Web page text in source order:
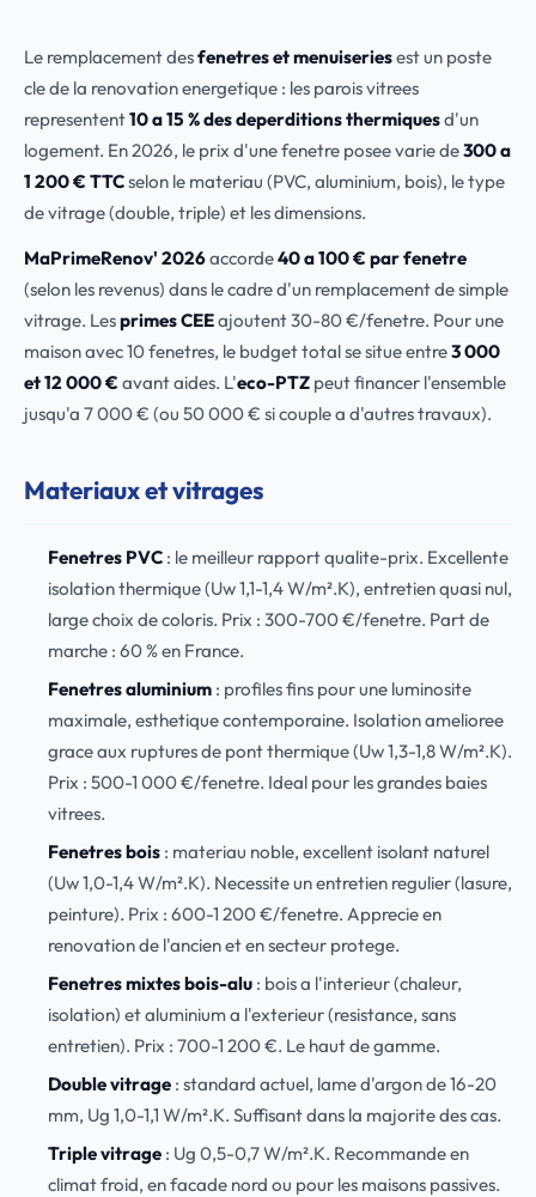
Le remplacement desfenetres et menuiseriesest un poste
cle de la renovation energetique : les parois vitrees
representent10 a 15 % des deperditions thermiquesd'un
logement. En 2026, le prix d'une fenetre posee varie de300 a
1 200 € TTCselon le materiau (PVC, aluminium, bois), le type
de vitrage (double, triple) et les dimensions.
MaPrimeRenov' 2026accorde40 a 100 € par fenetre
(selon les revenus) dans le cadre d'un remplacement de simple
vitrage. Lesprimes CEEajoutent 30-80 €/fenetre. Pour une
maison avec 10 fenetres, le budget total se situe entre3 000
et 12 000 € avant aides. L'eco-PTZ peut financer l'ensemble
jusqu'a 7 000 € (ou 50 000 € si couple a d'autres travaux).
Materiaux et vitrages
Fenetres PVC: le meilleur rapport qualite-prix. Excellente
isolation thermique (Uw 1,1-1,4 W/m².K), entretien quasi nul,
large choix de coloris. Prix : 300-700 €/fenetre. Part de
marche : 60 % en France.
Fenetres aluminium: profiles fins pour une luminosite
maximale, esthetique contemporaine. Isolation amelioree
grace aux ruptures de pont thermique (Uw 1,3-1,8 W/m².K).
Prix : 500-1 000 €/fenetre. Ideal pour les grandes baies
vitrees.
Fenetres bois: materiau noble, excellent isolant naturel
(Uw 1,0-1,4 W/m².K). Necessite un entretien regulier (lasure,
peinture). Prix : 600-1 200 €/fenetre. Apprecie en
renovation de l'ancien et en secteur protege.
Fenetres mixtes bois-alu: bois a l'interieur (chaleur,
isolation) et aluminium a l'exterieur (resistance, sans
entretien). Prix : 700-1 200 €. Le haut de gamme.
Double vitrage: standard actuel, lame d'argon de 16-20
mm, Ug 1,0-1,1 W/m².K. Suffisant dans la majorite des cas.
Triple vitrage: Ug 0,5-0,7 W/m².K. Recommande en
climat froid, en facade nord ou pour les maisons passives.